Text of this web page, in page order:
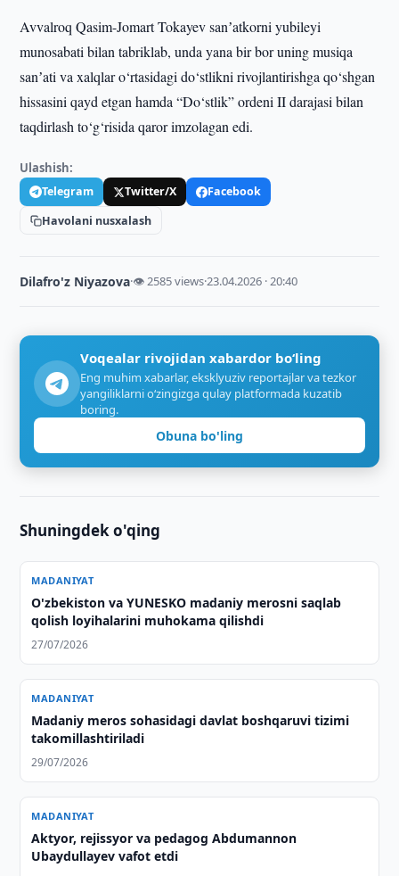
Avvalroq Qasim-Jomart Tokayev sanʼatkorni yubileyi
munosabati bilan tabriklab, unda yana bir bor uning musiqa
sanʼati va xalqlar o‘rtasidagi do‘stlikni rivojlantirishga qo‘shgan
hissasini qayd etgan hamda “Do‘stlik” ordeni II darajasi bilan
taqdirlash to‘g‘risida qaror imzolagan edi.
Ulashish:
Telegram Twitter/X
Facebook
Havolani nusxalash
Dilafro'z Niyazova·👁 2585 views·23.04.2026 · 20:40
Voqealar rivojidan xabardor bo‘ling
Eng muhim xabarlar, eksklyuziv reportajlar va tezkor
yangiliklarni o‘zingizga qulay platformada kuzatib
boring.
Obuna bo'ling
Shuningdek o'qing
MADANIYAT
O'zbekiston va YUNESKO madaniy merosni saqlab
qolish loyihalarini muhokama qilishdi
27/07/2026
MADANIYAT
Madaniy meros sohasidagi davlat boshqaruvi tizimi
takomillashtiriladi
29/07/2026
MADANIYAT
Aktyor, rejissyor va pedagog Abdumannon
Ubaydullayev vafot etdi